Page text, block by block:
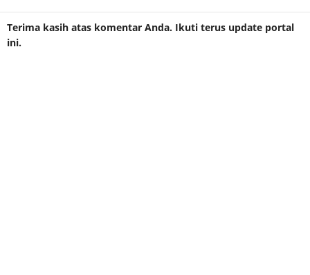
Terima kasih atas komentar Anda. Ikuti terus update portal
ini.